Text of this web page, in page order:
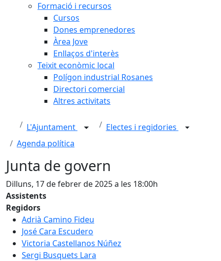
Formació i recursos
Cursos
Dones emprenedores
Àrea Jove
Enllaços d'interès
Teixit econòmic local
Polígon industrial Rosanes
Directori comercial
Altres activitats
L'Ajuntament
Electes i regidories
Agenda política
Junta de govern
Dilluns, 17 de febrer de 2025 a les 18:00h
Assistents
Regidors
Adrià Camino Fideu
José Cara Escudero
Victoria Castellanos Núñez
Sergi Busquets Lara